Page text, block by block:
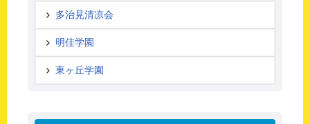
多治見清凉会
明佳学園
東ヶ丘学園